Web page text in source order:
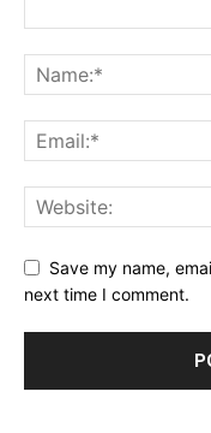
Save my name,
next time I comment.